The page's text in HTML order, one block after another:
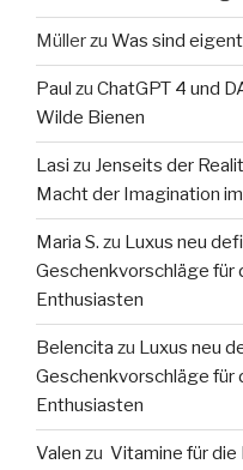
Müllerzu Was sind
Paul zu ChatGPT 4 und
Wilde Bienen
Lasi zu Jenseits der
Macht der Imagination
Maria S. zu Luxus neu
Geschenkvorschläge für
Enthusiasten
Belencita zu Luxus neu
Geschenkvorschläge für
Enthusiasten
Valen zu Vitamine für